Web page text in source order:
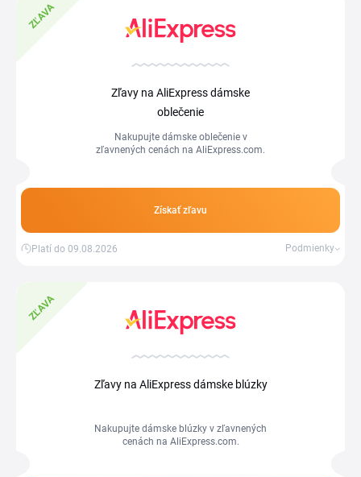
ZĽAVA
Zľavy na AliExpress dámske
oblečenie
Nakupujte dámske oblečenie v
zľavnených cenách na AliExpress.com.
Získať zľavu
Platí do 09.08.2026 Podmienky
ZĽAVA
Zľavy na AliExpress dámske blúzky
Nakupujte dámske blúzky v zľavnených
cenách na AliExpress.com.